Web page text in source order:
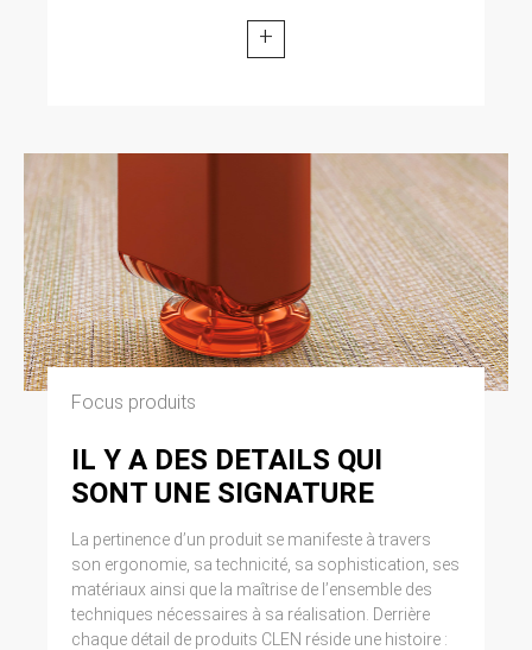
+
Focus produits
IL Y A DES DETAILS QUI
SONT UNE SIGNATURE
La pertinence d’un produit se manifeste à travers
son ergonomie, sa technicité, sa sophistication, ses
matériaux ainsi que la maîtrise de l’ensemble des
techniques nécessaires à sa réalisation. Derrière
chaque détail de produits CLEN réside une histoire :